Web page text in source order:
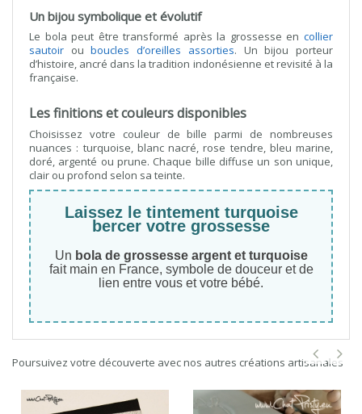
Un bijou symbolique et évolutif
Le bola peut être transformé après la grossesse en collier
sautoir ouboucles d’oreilles assorties. Un bijou porteur
d’histoire, ancré dans la tradition indonésienne et revisité à la
française.
Les finitions et couleurs disponibles
Choisissez votre couleur de bille parmi de nombreuses
nuances : turquoise, blanc nacré, rose tendre, bleu marine,
doré, argenté ou prune. Chaque bille diffuse un son unique,
clair ou profond selon sa teinte.
Laissez le tintement turquoise
bercer votre grossesse
Un bola de grossesse argent et turquoise
fait main en France, symbole de douceur et de
lien entre vous et votre bébé.
Poursuivez votre découverte avec nos autres créations artisanales